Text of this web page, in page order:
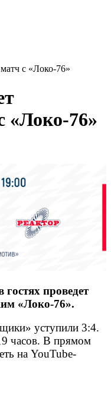
с «Локо-76»
«Локо-76»
проведет
«Локо-76».
уступили 3:4.
часов. В прямом
на YouTube-